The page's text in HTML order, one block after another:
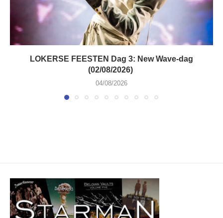
LOKERSE FEESTEN Dag 3: New Wave-dag
(02/08/2026)
04/08/2026